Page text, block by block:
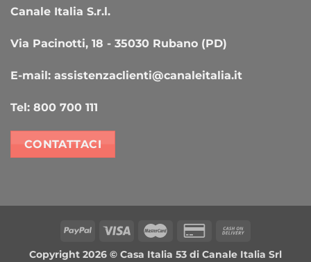
Canale Italia S.r.l.
Via Pacinotti, 18 - 35030 Rubano (PD)
E-mail: assistenzaclienti@canaleitalia.it
Tel: 800 700 111
CONTATTACI
PayPal Visa MasterCardCredit
Copyright 2026 © Casa Italia 53 di Canale Italia Srl